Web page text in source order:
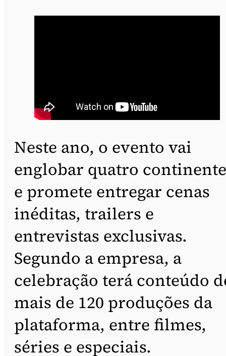
Neste ano, o evento vai
englobar quatro
e promete entregar cenas
inéditas, trailers e
entrevistas exclusivas.
Segundo a empresa, a
celebração terá conteúdo
mais de 120 produções da
plataforma, entre filmes,
séries e especiais.